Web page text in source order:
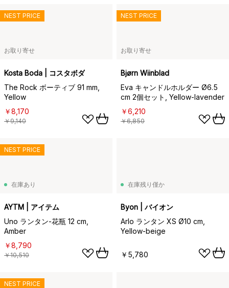
お取り寄せ
Kosta Boda | コスタボダ
The Rock ボーティブ 91 mm,
Yellow
￥8,170
￥9,140
NEST PRICE
お取り寄せ
Bjørn Wiinblad
Eva キャンドルホルダー Ø6.5
cm 2個セット, Yellow-lavender
￥6,210
￥6,850
NEST PRICE
在庫あり
AYTM | アイテム
Uno ランタン-花瓶 12 cm,
Amber
￥8,790
￥10,510
NEST PRICE
在庫残り僅か
Byon | バイオン
Arlo ランタン XS Ø10 cm,
Yellow-beige
￥5,780
NEST PRICE